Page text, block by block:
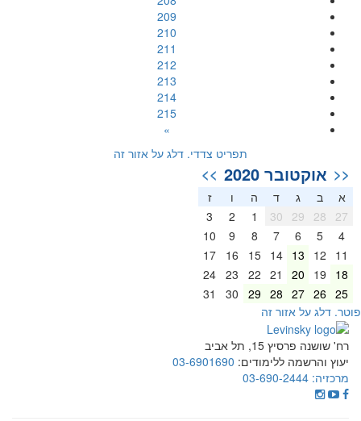
209
210
211
212
213
214
215
»
תפריט צדדי. דלג על אזור זה
<< אוקטובר 2020 >>
א ב ג ד ה
ז
27
28
29
30
1
2
3
4
5
6
7
8
9
10
11
12
13
14
15
16
17
18
19
20
21
22
23
24
25
26
27
28
29
30
31
דלג על אזור זה
רח' שושנה פרסיץ 15, תל אביב
יעוץ והרשמה ללימודים: 03-6901690
מרכזיה: 03-690-2444